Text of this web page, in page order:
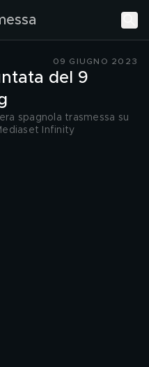
09 GIUGNO 2023
del 9
spagnola trasmessa su
Infinity